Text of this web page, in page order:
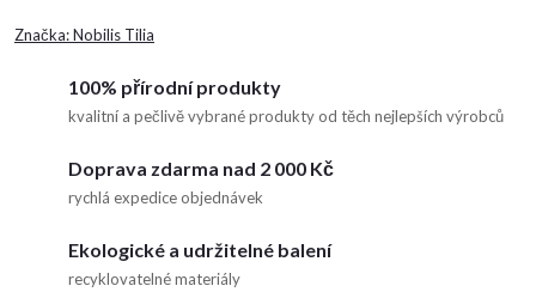
Značka:Nobilis Tilia
100% přírodní produkty
kvalitní a pečlivě vybrané produkty od těch nejlepších výrobců
Doprava zdarma nad 2 000 Kč
rychlá expedice objednávek
Ekologické a udržitelné balení
recyklovatelné materiály